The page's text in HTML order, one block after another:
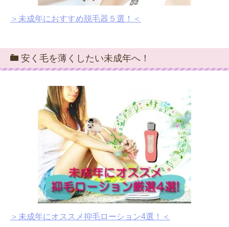
＞未成年におすすめ脱毛器５選！＜
安く毛を薄くしたい未成年へ！
＞未成年にオススメ抑毛ローション4選！＜